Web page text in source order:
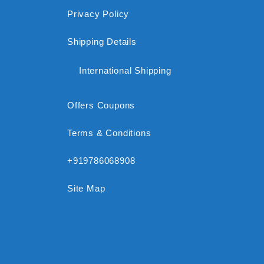
Privacy Policy
Shipping Details
International Shipping
Offers Coupons
Terms & Conditions
+919786068908
Site Map